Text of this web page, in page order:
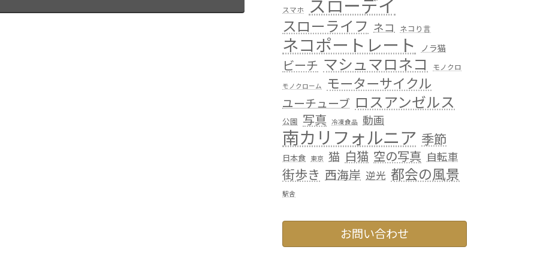
スマホ スローデイ
スローライフ ネコ ネコり言
ネコポートレート ノラ猫
ビーチ マシュマロネコ モノクロ
モノクローム モーターサイクル
ユーチューブ ロスアンゼルス
公園 写真 冷凍食品 動画
南カリフォルニア 季節
日本食 東京 猫 白猫 空の写真 自転車
街歩き 西海岸 逆光 都会の風景
駅舎
お問い合わせ